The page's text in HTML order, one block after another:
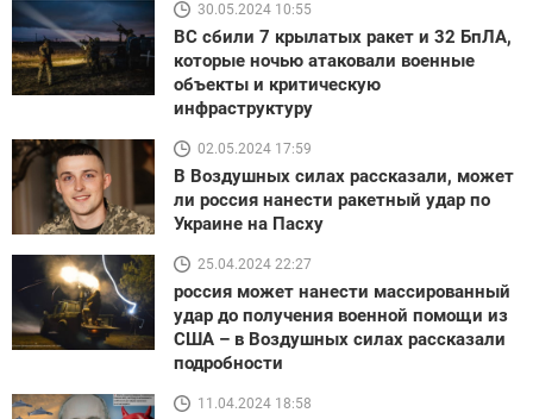
30.05.2024 10:55
ВС сбили 7 крылатых ракет и 32 БпЛА,
которые ночью атаковали военные
объекты и критическую
инфраструктуру
02.05.2024 17:59
В Воздушных силах рассказали, может
ли россия нанести ракетный удар по
Украине на Пасху
25.04.2024 22:27
россия может нанести массированный
удар до получения военной помощи из
США – в Воздушных силах рассказали
подробности
11.04.2024 18:58